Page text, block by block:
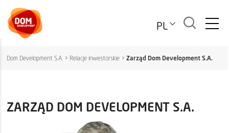
Dom Development S.A. > Relacje inwestorskie >Zarząd Dom Development S.A.
ZARZĄD DOM DEVELOPMENT S.A.
PL